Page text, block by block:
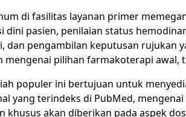
di fasilitas layanan primer
dini pasien, penilaian status
dan pengambilan keputusan rujukan
mengenai pilihan farmakoterapi awal,
populer ini bertujuan untuk
yang terindeks di PubMed,
khusus akan diberikan pada aspek